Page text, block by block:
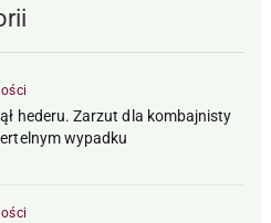
hederu. Zarzut dla kombajnisty
wypadku